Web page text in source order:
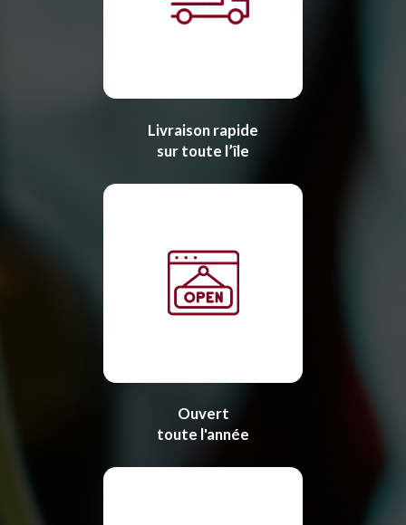
Livraison rapide
sur toute l’île
Ouvert
toute l'année